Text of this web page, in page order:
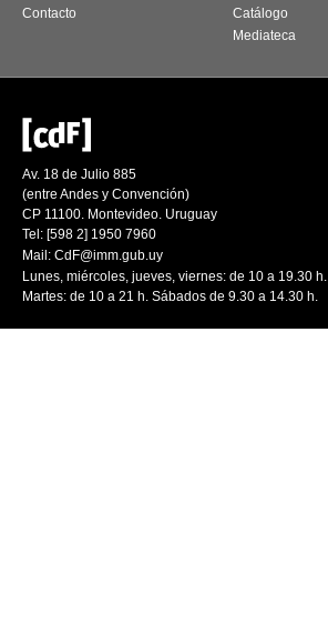
Contacto
Catálogo
Mediateca
Av. 18 de Julio 885
(entre Andes y Convención)
CP 11100. Montevideo. Uruguay
Tel: [598 2] 1950 7960
Mail: CdF@imm.gub.uy
Lunes, miércoles, jueves, viernes: de 10 a 19.30 h.
Martes: de 10 a 21 h. Sábados de 9.30 a 14.30 h.